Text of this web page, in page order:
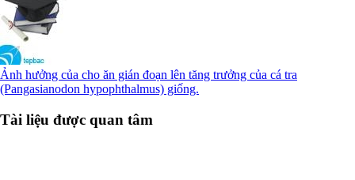
Ảnh hưởng của cho ăn gián đoạn lên tăng trưởng của cá tra
(Pangasianodon hypophthalmus) giống.
Tài liệu được quan tâm